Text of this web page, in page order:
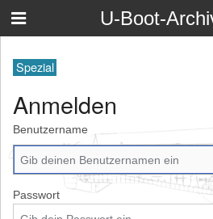
U-Boot-
Spezial
Anmelden
Benutzername
Passwort